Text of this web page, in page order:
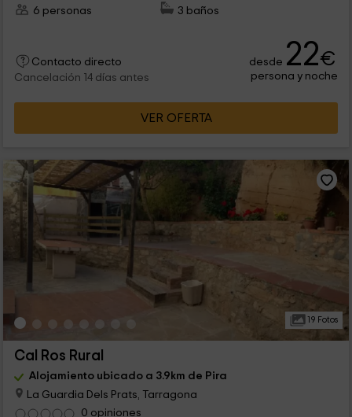
6 personas
3 baños
Contacto directo
Cancelación 14 días antes
desde 22€
persona y noche
VER OFERTA
19 Fotos
Cal Ros Rural
Alojamiento ubicado a 3.9km de Pira
La Guardia Dels Prats, Tarragona
0 opiniones